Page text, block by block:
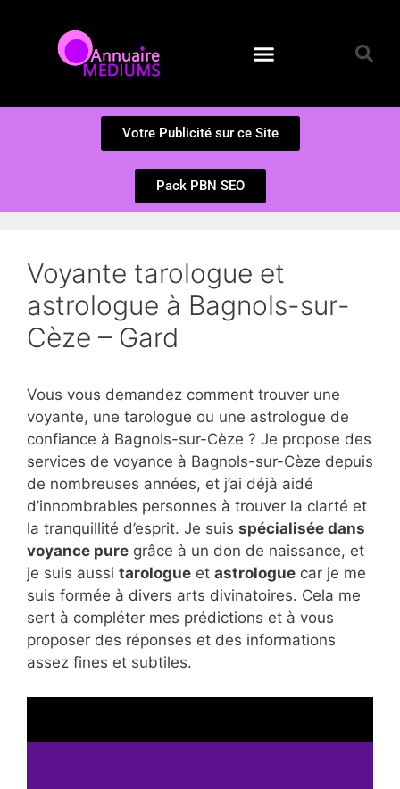
Votre Publicité sur ce Site
Pack PBN SEO
Voyante tarologue et
astrologue à Bagnols-sur-
Cèze – Gard
Vous vous demandez comment trouver une
voyante, une tarologue ou une astrologue de
confiance à Bagnols-sur-Cèze ? Je propose des
services de voyance à Bagnols-sur-Cèze depuis
de nombreuses années, et j’ai déjà aidé
d’innombrables personnes à trouver la clarté et
la tranquillité d’esprit. Je suis spécialisée dans
voyance pure grâce à un don de naissance, et
je suis aussi tarologue et astrologue car je me
suis formée à divers arts divinatoires. Cela me
sert à compléter mes prédictions et à vous
proposer des réponses et des informations
assez fines et subtiles.